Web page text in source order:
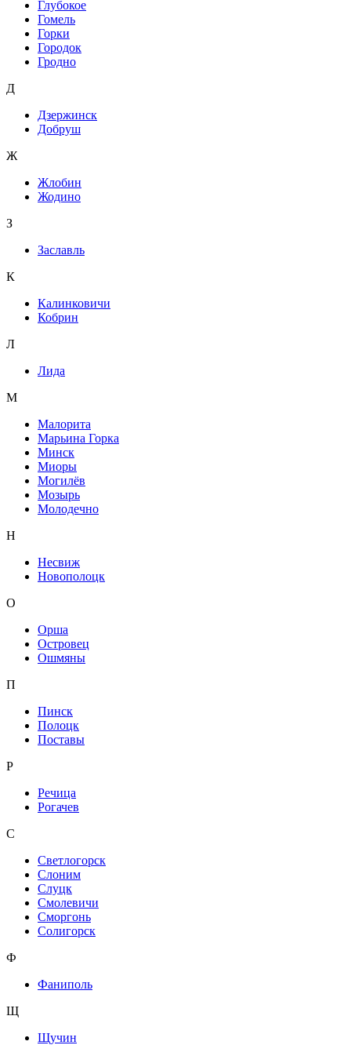
Глубокое
Гомель
Горки
Городок
Гродно
Д
Дзержинск
Добруш
Ж
Жлобин
Жодино
З
Заславль
К
Калинковичи
Кобрин
Л
Лида
М
Малорита
Марьина Горка
Минск
Миоры
Могилёв
Мозырь
Молодечно
Н
Несвиж
Новополоцк
О
Орша
Островец
Ошмяны
П
Пинск
Полоцк
Поставы
Р
Речица
Рогачев
С
Светлогорск
Слоним
Слуцк
Смолевичи
Сморгонь
Солигорск
Ф
Фаниполь
Щ
Щучин